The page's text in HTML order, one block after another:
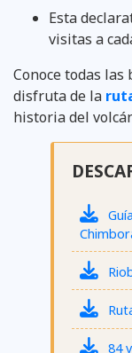
Esta
visitas a
Conoce todas
disfruta de la
historia del
84